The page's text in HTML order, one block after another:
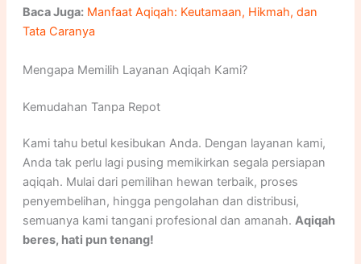
Baca Juga: Manfaat Aqiqah: Keutamaan, Hikmah, dan
Tata Caranya
Mengapa Memilih Layanan Aqiqah Kami?
Kemudahan Tanpa Repot
Kami tahu betul kesibukan Anda. Dengan layanan kami,
Anda tak perlu lagi pusing memikirkan segala persiapan
aqiqah. Mulai dari pemilihan hewan terbaik, proses
penyembelihan, hingga pengolahan dan distribusi,
semuanya kami tangani profesional dan amanah. Aqiqah
beres, hati pun tenang!